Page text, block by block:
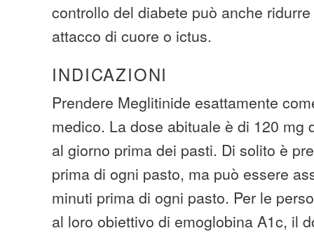
controllo del diabete può anche
attacco di cuore o ictus.
INDICAZIONI
Prendere Meglitinide esattamente
medico. La dose abituale è di 120 mg
al giorno prima dei pasti. Di solito è
prima di ogni pasto, ma può essere
minuti prima di ogni pasto. Per le
al loro obiettivo di emoglobina A1c, il